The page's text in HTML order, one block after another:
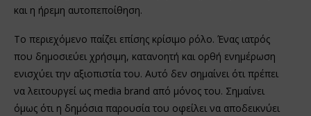
και η ήρεμη αυτοπεποίθηση.
Το περιεχόμενο παίζει επίσης κρίσιμο ρόλο. Ένας ιατρός
που δημοσιεύει χρήσιμη, κατανοητή και ορθή ενημέρωση
ενισχύει την αξιοπιστία του. Αυτό δεν σημαίνει ότι πρέπει
να λειτουργεί ως media brand από μόνος του. Σημαίνει
όμως ότι η δημόσια παρουσία του οφείλει να αποδεικνύει